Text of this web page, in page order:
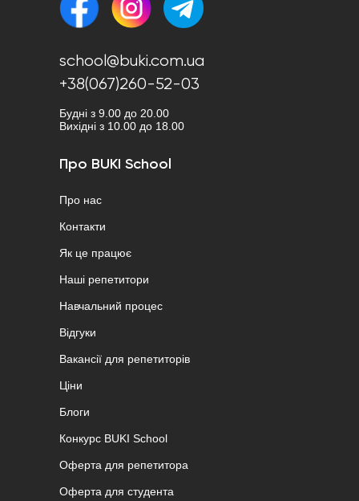
school@buki.com.ua
+38(067)260-52-03
Будні з 9.00 до 20.00
Вихідні з 10.00 до 18.00
Про BUKI School
Про нас
Контакти
Як це працює
Наші репетитори
Навчальний процес
Відгуки
Вакансії для репетиторів
Ціни
Блоги
Конкурс BUKI School
Оферта для репетитора
Оферта для студента